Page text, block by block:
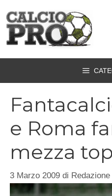
contenuto
e Roma
mezza top
3 Marzo 2009 di Redazione